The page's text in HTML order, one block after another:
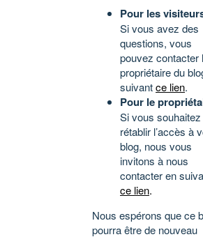
Pour les
Si vous avez des
questions, vous
pouvez contacter
propriétaire du
suivantce lien.
Pour le
Si vous souhaitez
rétablir l’accès à
blog, nous vous
invitons à nous
contacter en
ce lien.
Nous espérons que ce
pourra être de nouveau